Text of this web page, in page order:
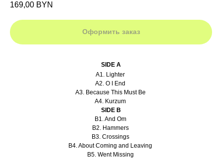
169,00 BYN
Оформить заказ
SIDE A
A1. Lighter
A2. O I End
A3. Because This Must Be
A4. Kurzum
SIDE B
B1. And Om
B2. Hammers
B3. Crossings
B4. About Coming and Leaving
B5. Went Missing